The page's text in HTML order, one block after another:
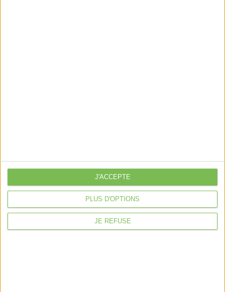
PLUS D'OPTIONS
JE REFUSE
J'ACCEPTE
Nous suivre
Mentions légales
Politique de confidentialité